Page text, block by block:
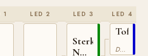
1 LED 2 LED 3
Sterkoder
N
LED 4
Dölehäst